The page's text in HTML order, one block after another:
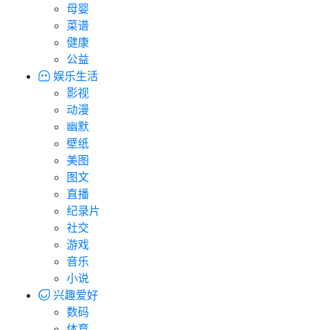
母婴
菜谱
健康
公益
娱乐生活
影视
动漫
幽默
壁纸
美图
图文
直播
纪录片
社交
游戏
音乐
小说
兴趣爱好
数码